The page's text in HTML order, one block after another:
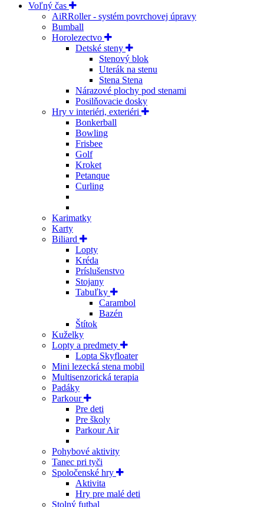
Voľný čas
AiRRoller - systém povrchovej úpravy
Bumball
Horolezectvo
Detské steny
Stenový blok
Uterák na stenu
Stena Stena
Nárazové plochy pod stenami
Posilňovacie dosky
Hry v interiéri, exteriéri
Bonkerball
Bowling
Frisbee
Golf
Kroket
Petanque
Curling
Karimatky
Karty
Biliard
Lopty
Kréda
Príslušenstvo
Stojany
Tabuľky
Carambol
Bazén
Štítok
Kuželky
Lopty a predmety
Lopta Skyfloater
Mini lezecká stena mobil
Multisenzorická terapia
Padáky
Parkour
Pre deti
Pre školy
Parkour Air
Pohybové aktivity
Tanec pri tyči
Spoločenské hry
Aktivita
Hry pre malé deti
Stolný futbal